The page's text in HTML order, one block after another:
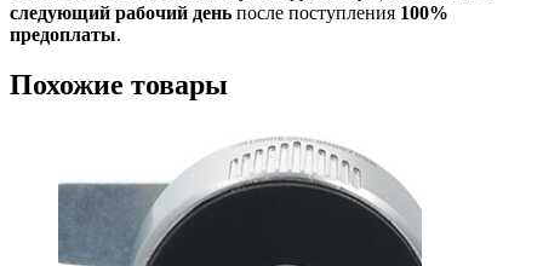
следующий рабочий день после поступления 100%
предоплаты.
Похожие товары